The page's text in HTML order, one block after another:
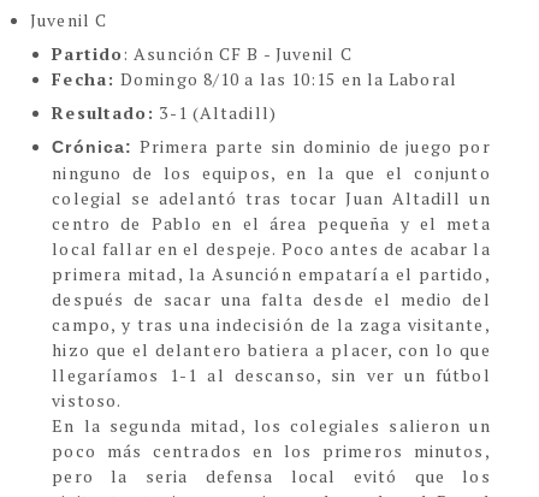
Juvenil C
Partido: Asunción CF B - Juvenil C
Fecha:Domingo 8/10 a las 10:15 en la Laboral
Resultado: 3-1 (Altadill)
Crónica: Primera parte sin dominio de juego por
ninguno de los equipos, en la que el conjunto
colegial se adelantó tras tocar Juan Altadill un
centro de Pablo en el área pequeña y el meta
local fallar en el despeje. Poco antes de acabar la
primera mitad, la Asunción empataría el partido,
después de sacar una falta desde el medio del
campo, y tras una indecisión de la zaga visitante,
hizo que el delantero batiera a placer, con lo que
llegaríamos 1-1 al descanso, sin ver un fútbol
vistoso.
En la segunda mitad, los colegiales salieron un
poco más centrados en los primeros minutos,
pero la seria defensa local evitó que los